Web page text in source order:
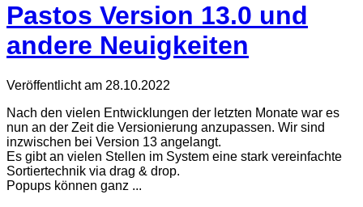
Pastos Version 13.0 und
andere Neuigkeiten
Veröffentlicht am 28.10.2022
Nach den vielen Entwicklungen der letzten Monate war es
nun an der Zeit die Versionierung anzupassen. Wir sind
inzwischen bei Version 13 angelangt.
Es gibt an vielen Stellen im System eine stark vereinfachte
Sortiertechnik via drag & drop.
Popups können ganz ...